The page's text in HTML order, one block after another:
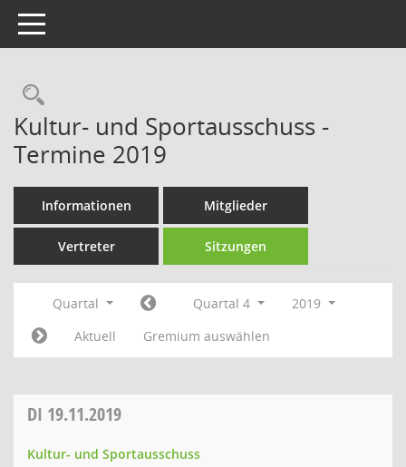
Toggle navigation
Rechercheauswahl
Kultur- und Sportausschuss -
Termine 2019
Informationen Mitglieder
Vertreter Sitzungen
Quartal Quartal 4
2019
Aktuell
Gremium auswählen
DI 19.11.2019
Kultur- und Sportausschuss